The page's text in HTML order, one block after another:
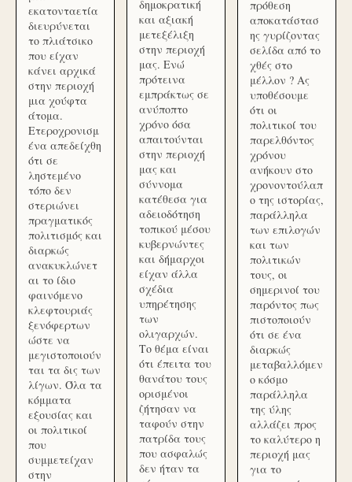
εκατονταετία
διευρύνεται
το πλιάτσικο
που είχαν
κάνει αρχικά
στην περιοχή
μια χούφτα
άτομα.
Ετεροχρονισμ
ένα απεδείχθη
ότι σε
ληστεμένο
τόπο δεν
στεριώνει
πραγματικός
πολιτισμός και
διαρκώς
ανακυκλώνετ
αι το ίδιο
φαινόμενο
κλεφτουριάς
ξενόφερτων
ώστε να
μεγιστοποιούν
ται τα δις των
λίγων. Όλα τα
κόμματα
εξουσίας και
οι πολιτικοί
που
συμμετείχαν
στην
δημοκρατική
και αξιακή
μετεξέλιξη
στην περιοχή
μας. Ενώ
πρότεινα
εμπράκτως σε
ανύποπτο
χρόνο όσα
απαιτούνται
στην περιοχή
μας και
σύννομα
κατέθεσα για
αδειοδότηση
τοπικού μέσου
κυβερνώντες
και δήμαρχοι
είχαν άλλα
σχέδια
υπηρέτησης
των
ολιγαρχών.
Το θέμα είναι
ότι έπειτα του
θανάτου τους
ορισμένοι
ζήτησαν να
ταφούν στην
πατρίδα τους
που ασφαλώς
δεν ήταν τα
πρόθεση
αποκατάστασ
ης γυρίζοντας
σελίδα από το
χθές στο
μέλλον ? Ας
υποθέσουμε
ότι οι
πολιτικοί του
παρελθόντος
χρόνου
ανήκουν στο
χρονοντούλαπ
ο της ιστορίας,
παράλληλα
των επιλογών
και των
πολιτικών
τους, οι
σημερινοί του
παρόντος πως
πιστοποιούν
ότι σε ένα
διαρκώς
μεταβαλλόμεν
ο κόσμο
παράλληλα
της ύλης
αλλάζει προς
το καλύτερο η
περιοχή μας
για το